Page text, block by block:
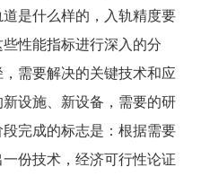
是什么样的，入轨精度要
性能指标进行深入的分
需要解决的关键技术和应
设施、新设备，需要的研
完成的标志是：根据需要
份技术，经济可行性论证